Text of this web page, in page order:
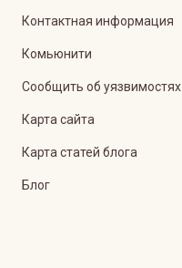
Контактная информация
Комьюнити
Сообщить об уязвимостях
Карта сайта
Карта статей блога
Блог